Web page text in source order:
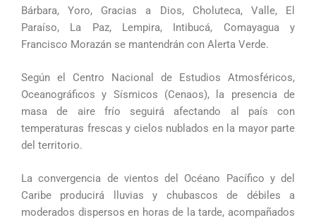
Bárbara, Yoro, Gracias a Dios, Choluteca, Valle, El
Paraíso, La Paz, Lempira, Intibucá, Comayagua y
Francisco Morazán se mantendrán con Alerta Verde.
Según el Centro Nacional de Estudios Atmosféricos,
Oceanográficos y Sísmicos (Cenaos), la presencia de
masa de aire frío seguirá afectando al país con
temperaturas frescas y cielos nublados en la mayor parte
del territorio.
La convergencia de vientos del Océano Pacífico y del
Caribe producirá lluvias y chubascos de débiles a
moderados dispersos en horas de la tarde, acompañados